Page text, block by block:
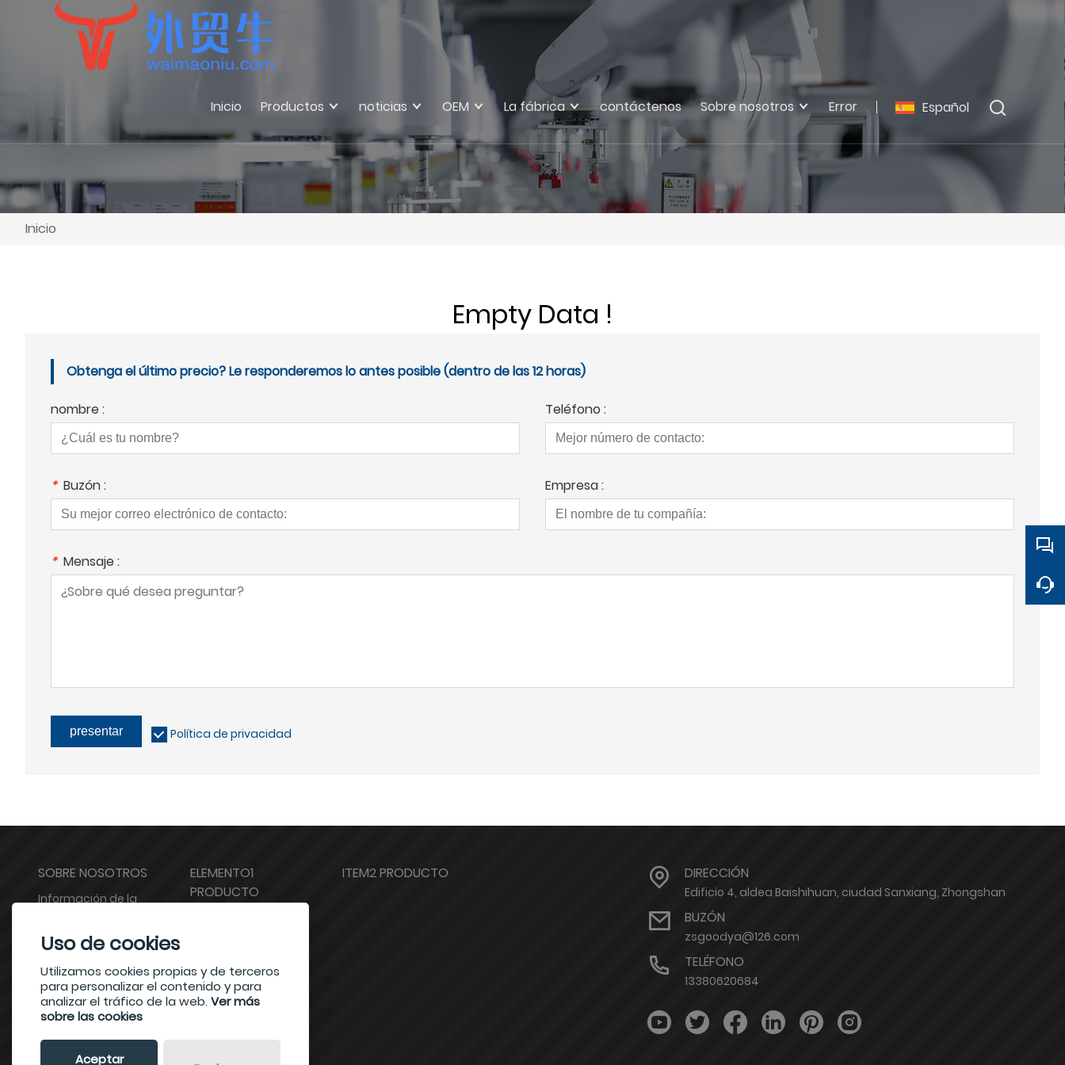
Español
Inicio Productos noticias OEM La fábrica contáctenos Sobre nosotros Error
Inicio
Empty Data !
Obtenga el último precio? Le responderemos lo antes posible (dentro de las 12 horas)
nombre : Teléfono :
* Buzón : Empresa :
* Mensaje :
presentar Política de privacidad
SOBRE NOSOTROS
Información de la
visualización de las
certificaciones
ELEMENTO1
PRODUCTO
ITEM2 PRODUCTO DIRECCIÓN
Edificio 4, aldea Baishihuan, ciudad Sanxiang, Zhongshan
BUZÓN
zsgoodya@126.com
TELÉFONO
13380620684
Uso de cookies
Utilizamos cookies propias y de terceros
para personalizar el contenido y para
analizar el tráfico de la web. Ver más
sobre las cookies
Aceptar